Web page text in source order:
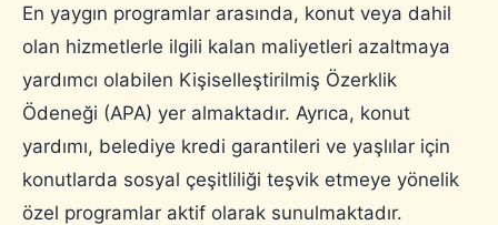
En yaygın programlar arasında, konut veya dahil
olan hizmetlerle ilgili kalan maliyetleri azaltmaya
yardımcı olabilen Kişiselleştirilmiş Özerklik
Ödeneği (APA) yer almaktadır. Ayrıca, konut
yardımı, belediye kredi garantileri ve yaşlılar için
konutlarda sosyal çeşitliliği teşvik etmeye yönelik
özel programlar aktif olarak sunulmaktadır.